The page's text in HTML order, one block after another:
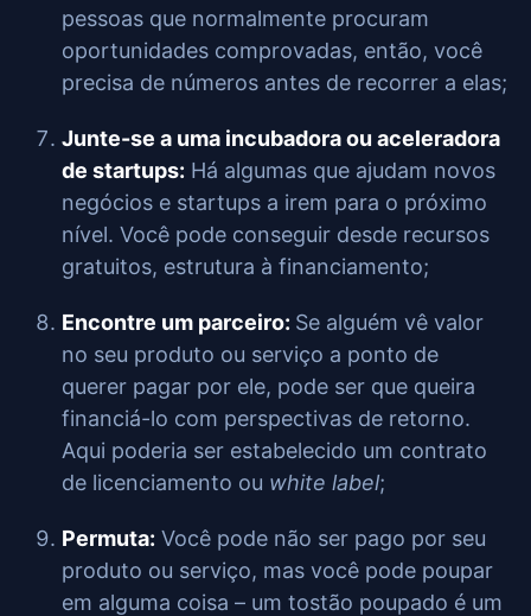
pessoas que normalmente procuram
oportunidades comprovadas, então, você
precisa de números antes de recorrer a elas;
Junte-se a uma incubadora ou aceleradora
de startups: Há algumas que ajudam novos
negócios e startups a irem para o próximo
nível. Você pode conseguir desde recursos
gratuitos, estrutura à financiamento;
Encontre um parceiro: Se alguém vê valor
no seu produto ou serviço a ponto de
querer pagar por ele, pode ser que queira
financiá-lo com perspectivas de retorno.
Aqui poderia ser estabelecido um contrato
de licenciamento ou white label;
Permuta: Você pode não ser pago por seu
produto ou serviço, mas você pode poupar
em alguma coisa – um tostão poupado é um